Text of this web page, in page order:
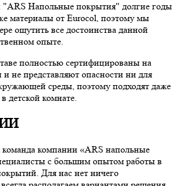
Напольные покрытия" долгие годы
материалы от Eurocol, поэтому мы
ощутить все достоинства данной
опыте.
полностью сертифицированы на
и не представляют опасности ни для
среды, поэтому подходят даже
детской комнате.
компании «ARS напольные
с большим опытом работы в
Для нас нет ничего